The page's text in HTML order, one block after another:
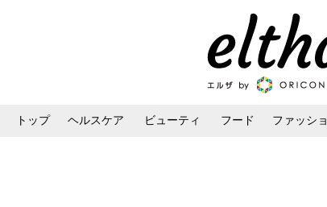
トップ ヘルスケア ビューティ フード ファッシ